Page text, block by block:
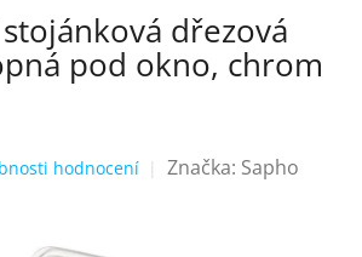
stojánková dřezová
pod okno, chrom
hodnocení Značka: Sapho